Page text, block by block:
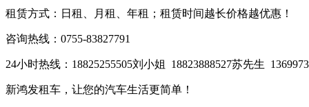
租赁方式：日租、月租、年租；租赁时间越长价格越优惠！
咨询热线：0755-83827791
24小时热线：18825255505刘小姐 18823888527苏先生
新鸿发租车，让您的汽车生活更简单！